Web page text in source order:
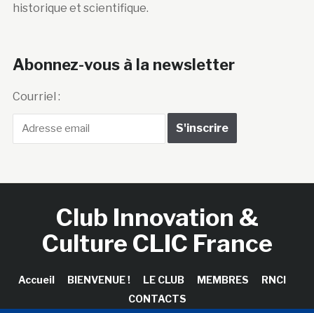
historique et scientifique.
Abonnez-vous à la newsletter
Courriel :
Club Innovation &
Culture CLIC France
Accueil BIENVENUE ! LE CLUB MEMBRES
RNCI
CONTACTS